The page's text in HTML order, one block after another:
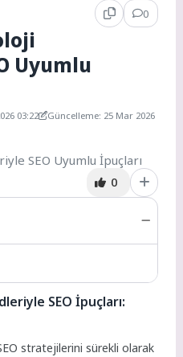
0
Uyumlu
03:22
Güncelleme: 25 Mar 2026
0
SEO İpuçları:
stratejilerini sürekli olarak